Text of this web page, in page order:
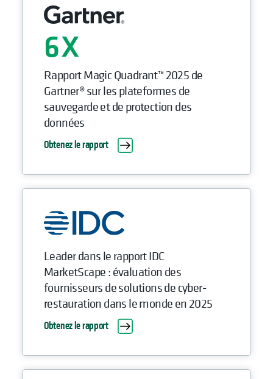
6
Rapport Magic Quadrant™ 2025 de
Gartner® sur les plateformes de
sauvegarde et de protection des
données
Obtenez le rapport
Leader dans le rapport IDC
MarketScape : évaluation des
fournisseurs de solutions de cyber-
restauration dans le monde en 2025
Obtenez le rapport